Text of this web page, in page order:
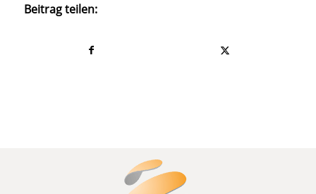
Beitrag teilen: